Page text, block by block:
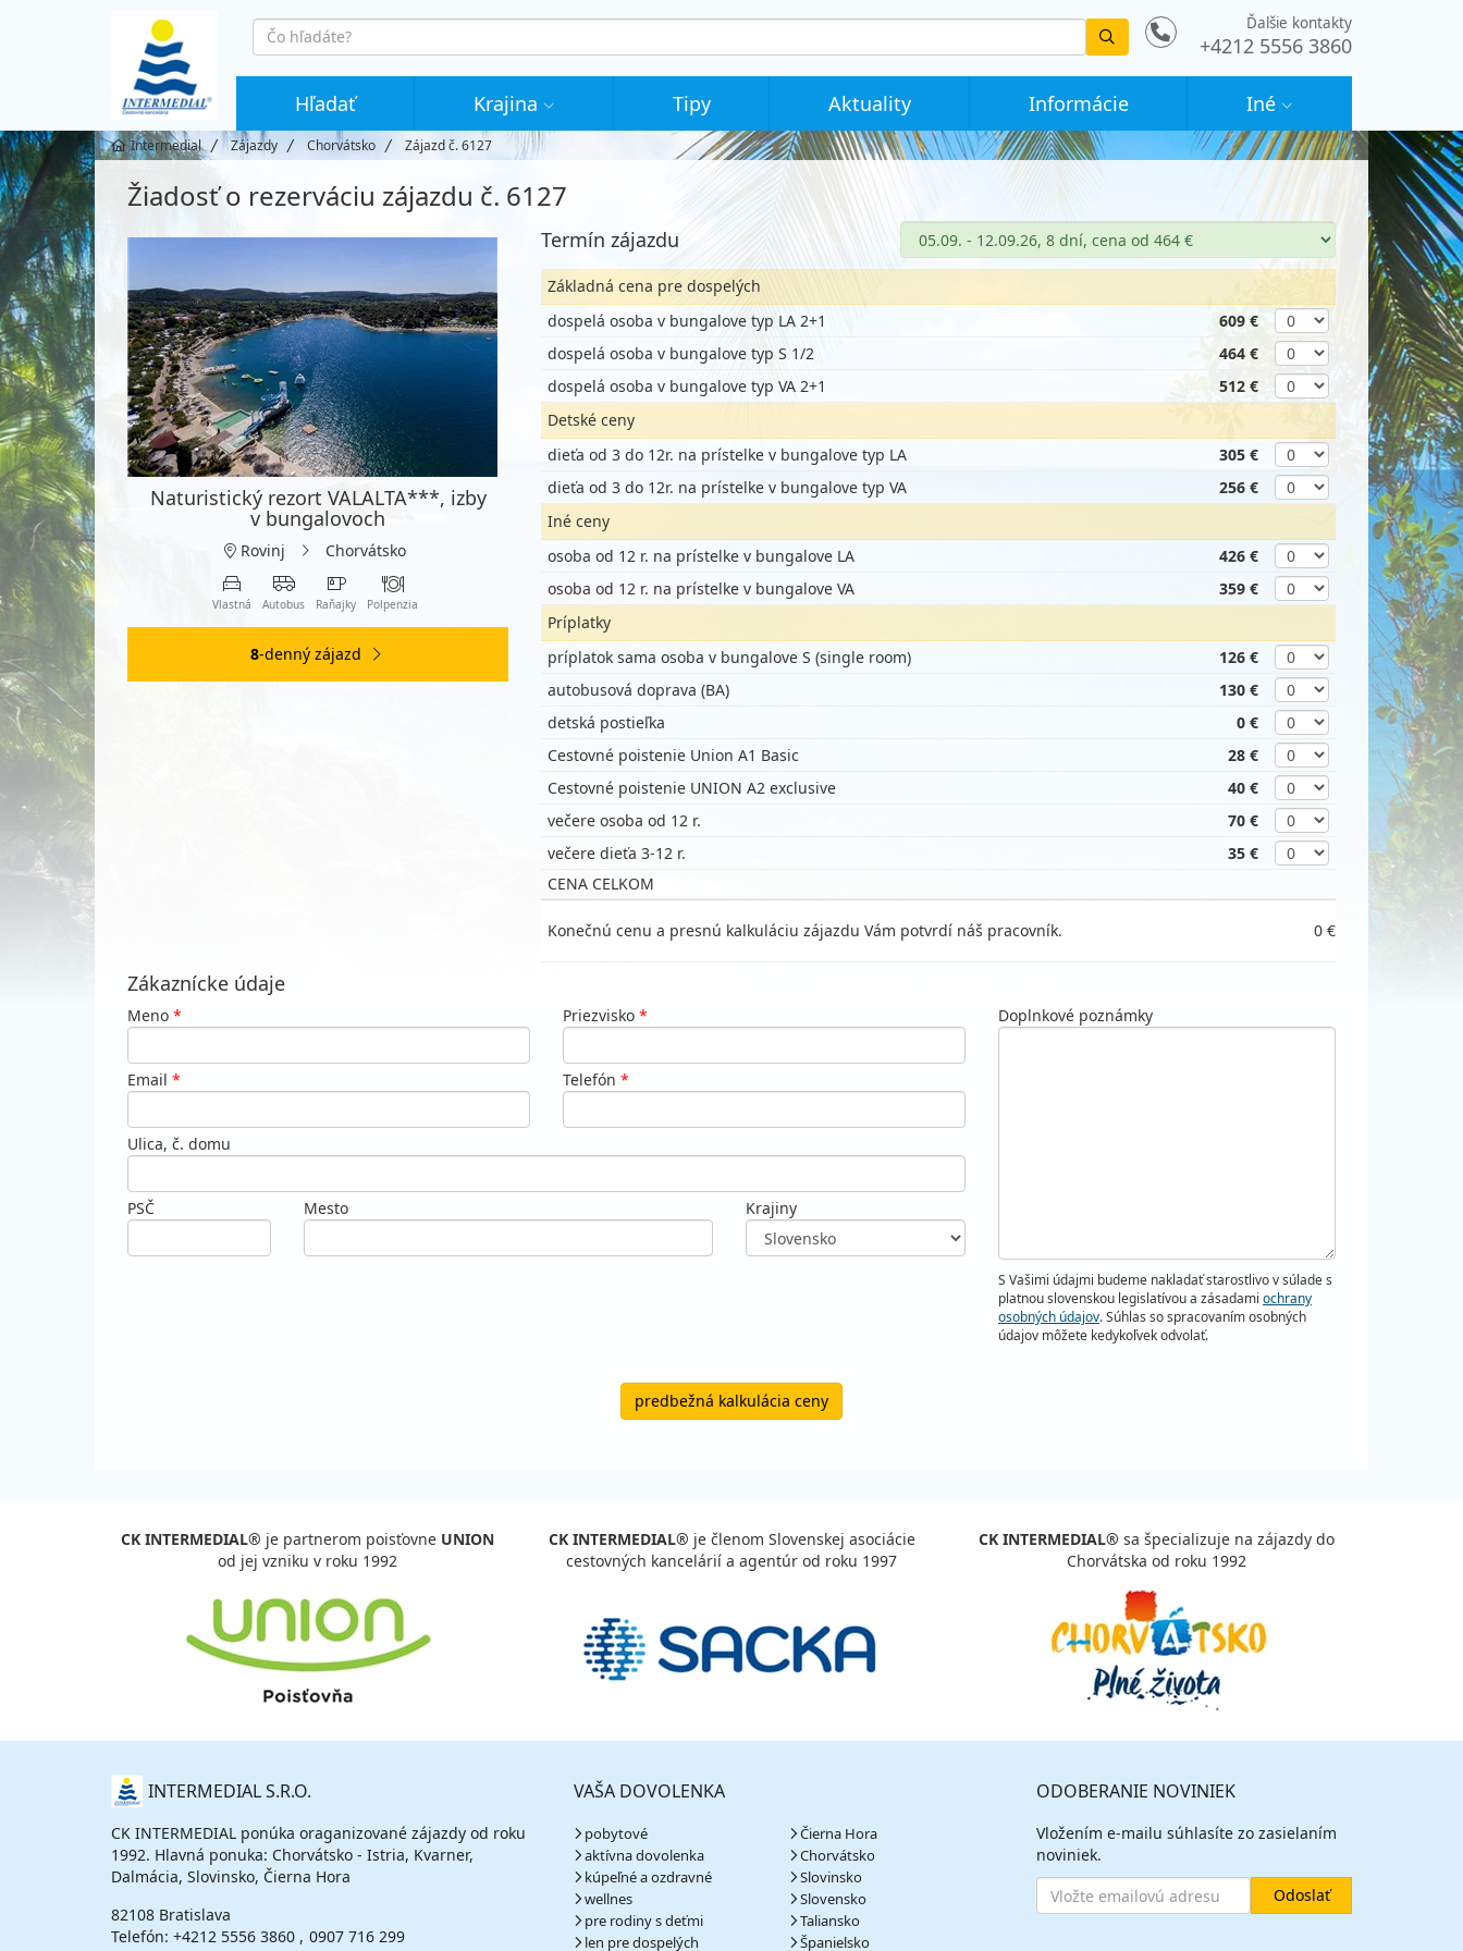
co
hledáte
Vyhledat
Ďalšie kontakty
+4212 5556 3860
Hľadať Krajina Tipy Aktuality Informácie Iné
Intermedial Zájazdy Chorvátsko Zájazd č. 6127
Žiadosť o rezerváciu zájazdu č. 6127
Naturistický rezort VALALTA***, izby
v bungalovoch
Rovinj Chorvátsko
Vlastná Autobus Raňajky Polpenzia
8-denný zájazd
Termín zájazdu
Základná cena pre dospelých
dospelá osoba v bungalove typ LA 2+1
609 €
dospelá osoba v bungalove typ S 1/2
464 €
dospelá osoba v bungalove typ VA 2+1
512 €
Detské ceny
dieťa od 3 do 12r. na prístelke v bungalove typ LA
305 €
dieťa od 3 do 12r. na prístelke v bungalove typ VA
256 €
Iné ceny
osoba od 12 r. na prístelke v bungalove LA
426 €
osoba od 12 r. na prístelke v bungalove VA
359 €
Príplatky
príplatok sama osoba v bungalove S (single room)
126 €
autobusová doprava (BA)
130 €
detská postieľka
0 €
Cestovné poistenie Union A1 Basic
28 €
Cestovné poistenie UNION A2 exclusive
40 €
večere osoba od 12 r.
70 €
večere dieťa 3-12 r.
35 €
CENA CELKOM
Konečnú cenu a presnú kalkuláciu zájazdu Vám potvrdí náš pracovník. 0 €
Zákaznícke údaje
Meno * Priezvisko *
Email * Telefón *
Ulica, č. domu
PSČ Mesto Krajiny
Doplnkové poznámky
S Vašimi údajmi budeme nakladať starostlivo v súlade s
platnou slovenskou legislatívou a zásadami ochrany
osobných údajov. Súhlas so spracovaním osobných
údajov môžete kedykoľvek odvolať.
predbežná kalkulácia ceny
CK INTERMEDIAL® je partnerom poisťovne UNION
od jej vzniku v roku 1992
CK INTERMEDIAL® je členom Slovenskej asociácie
cestovných kancelárií a agentúr od roku 1997
CK INTERMEDIAL® sa špecializuje na zájazdy do
Chorvátska od roku 1992
O
NÁS INTERMEDIAL S.R.O.
CK INTERMEDIAL ponúka oraganizované zájazdy od roku
1992. Hlavná ponuka: Chorvátsko - Istria, Kvarner,
Dalmácia, Slovinsko, Čierna Hora
82108 Bratislava
Telefón: +4212 5556 3860
0907 716 299
VAŠA DOVOLENKA
pobytové
aktívna dovolenka
kúpeľné a ozdravné
wellnes
pre rodiny s deťmi
len pre dospelých
Čierna Hora
Chorvátsko
Slovinsko
Slovensko
Taliansko
Španielsko
ODOBERANIE NOVINIEK
Vložením e-mailu súhlasíte zo zasielaním
noviniek.